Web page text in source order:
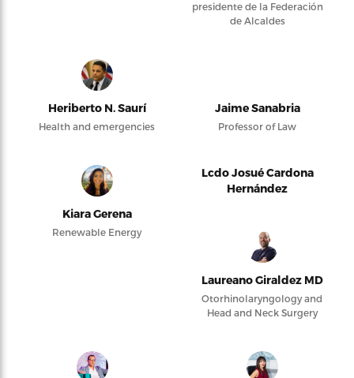
presidente de la Federación
de Alcaldes
Heriberto N. Saurí
Health and emergencies
Jaime Sanabria
Professor of Law
Kiara Gerena
Renewable Energy
Lcdo Josué Cardona
Hernández
Laureano Giraldez MD
Otorhinolaryngology and
Head and Neck Surgery